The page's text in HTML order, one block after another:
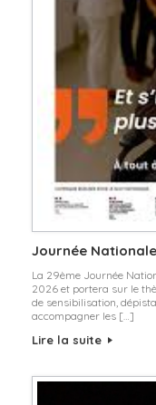
Journée
La 29ème Journée
2026 et portera sur le
de sensibilisation,
accompagner les […]
Lire la suite